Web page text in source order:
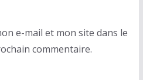
e-mail et mon site dans le
commentaire.